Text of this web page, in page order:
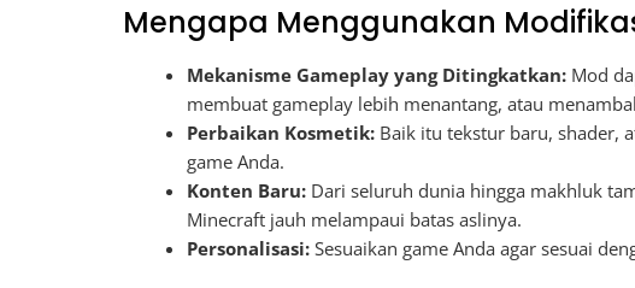
Mengapa Menggunakan
Mekanisme Gameplay yang Ditingkatkan: Mod
membuat gameplay lebih menantang, atau
Perbaikan Kosmetik: Baik itu tekstur baru, shader,
game Anda.
Konten Baru: Dari seluruh dunia hingga makhluk
Minecraft jauh melampaui batas aslinya.
Personalisasi: Sesuaikan game Anda agar sesuai